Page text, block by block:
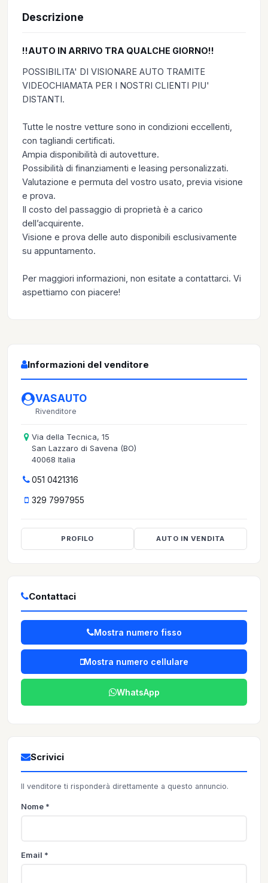
Descrizione
!!AUTO IN ARRIVO TRA QUALCHE GIORNO!!
POSSIBILITA' DI VISIONARE AUTO TRAMITE
VIDEOCHIAMATA PER I NOSTRI CLIENTI PIU'
DISTANTI.
Tutte le nostre vetture sono in condizioni eccellenti,
con tagliandi certificati.
Ampia disponibilità di autovetture.
Possibilità di finanziamenti e leasing personalizzati.
Valutazione e permuta del vostro usato, previa visione
e prova.
Il costo del passaggio di proprietà è a carico
dell’acquirente.
Visione e prova delle auto disponibili esclusivamente
su appuntamento.
Per maggiori informazioni, non esitate a contattarci. Vi
aspettiamo con piacere!
Informazioni del venditore
VASAUTO
Rivenditore
Via della Tecnica, 15
San Lazzaro di Savena (BO)
40068 Italia
051 0421316
329 7997955
PROFILO AUTO IN VENDITA
Contattaci
Mostra numero fisso
Mostra numero cellulare
WhatsApp
Scrivici
Il venditore ti risponderà direttamente a questo annuncio.
Nome *
Email *